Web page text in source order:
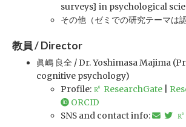
surveys} in psychological
その他（ゼミでの研究テーマは
教員 / Director
眞嶋 良全 / Dr. Yoshimasa Majima
cognitive psychology)
Profile:
ResearchGate
ORCID
SNS and contact info: